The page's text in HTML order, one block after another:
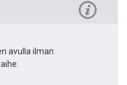
avulla ilman